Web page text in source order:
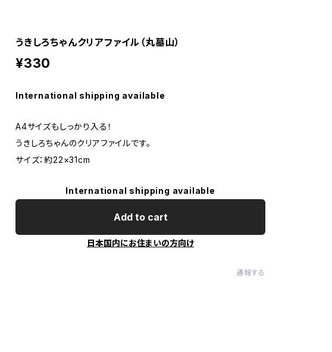
うきしろちゃんクリアファイル（丸墓山）
¥330
International shipping available
A4サイズもしっかり入る！
うきしろちゃんのクリアファイルです。
サイズ：約22×31cm
International shipping available
Add to cart
日本国内にお住まいの方向け
通報する